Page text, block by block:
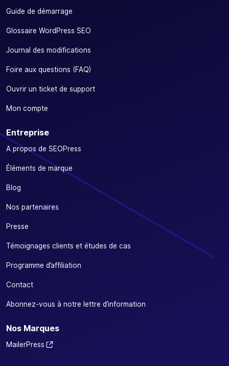
Guide de démarrage
Glossaire WordPress SEO
Journal des modifications
Foire aux questions (FAQ)
Ouvrir un ticket de support
Mon compte
Entreprise
A propos de SEOPress
Éléments de marque
Blog
Nos partenaires
Presse
Témoignages clients et études de cas
Programme d’affiliation
Contact
Abonnez-vous à notre lettre d’information
Nos Marques
MailerPress